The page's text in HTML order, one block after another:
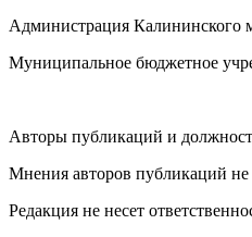
Администрация Калининского
Муниципальное бюджетное
Авторы публикаций и
Мнения авторов публикаций не
Редакция не несет